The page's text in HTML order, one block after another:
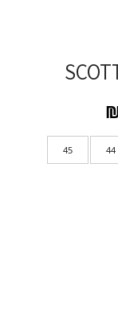
₪999.00.
₪499.00.
44
45